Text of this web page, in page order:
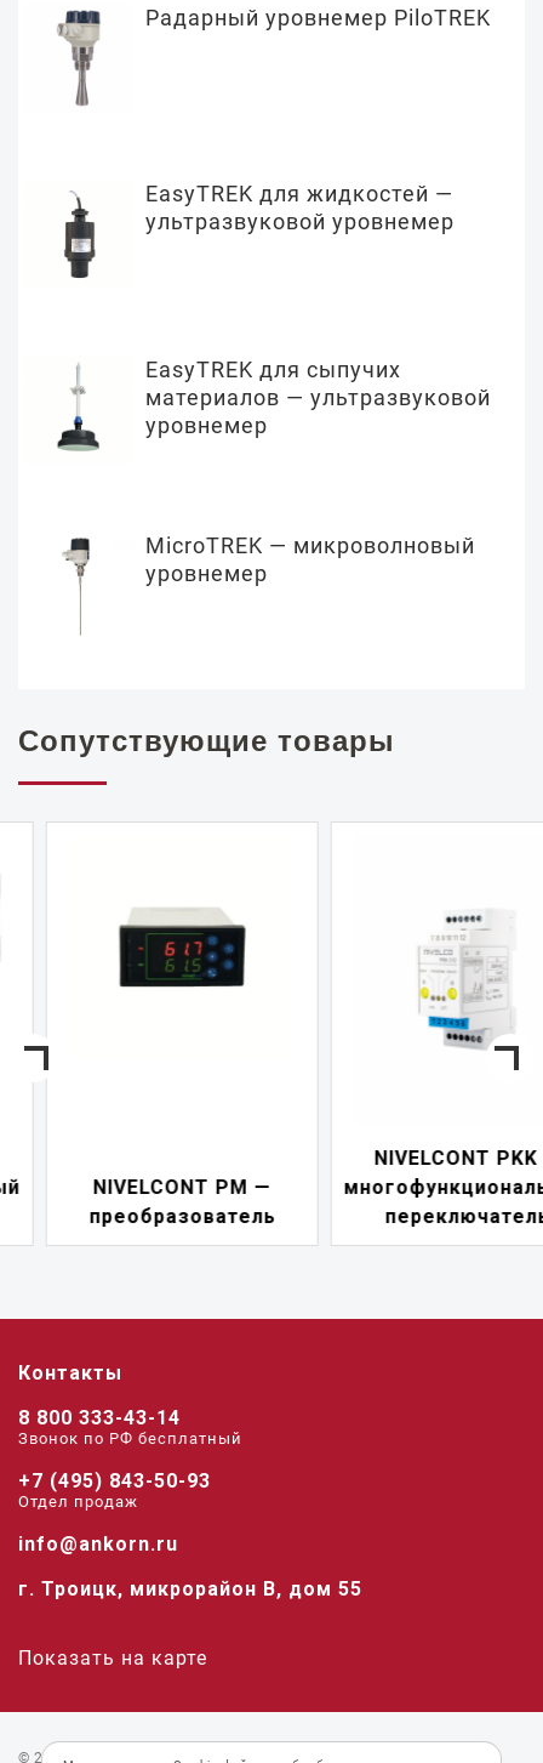
Радарный уровнемер PiloTREK
EasyTREK для жидкостей —
ультразвуковой уровнемер
EasyTREK для сыпучих
материалов — ультразвуковой
уровнемер
MicroTREK — микроволновый
уровнемер
Сопутствующие товары
NIVELCONT PM —
преобразователь
NIVELCONT PKK —
переключатель
Контакты
8 800 333-43-14
Звонок по РФ беcплатный
+7 (495) 843-50-93
Отдел продаж
info@ankorn.ru
г. Троицк, микрорайон В, дом 55
Показать на карте
© 2026 «Анкорн».